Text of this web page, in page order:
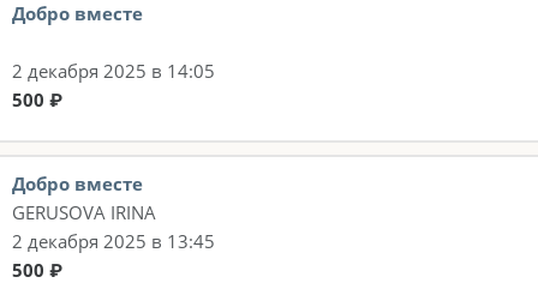
Добро вместе
2 декабря 2025 в 14:05
500 ₽
Добро вместе
GERUSOVA IRINA
2 декабря 2025 в 13:45
500 ₽